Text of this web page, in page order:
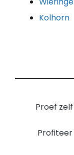
Kolhorn
Proef